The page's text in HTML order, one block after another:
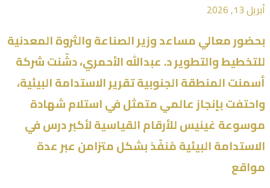
أبريل 13, 2026
بحضور معالي مساعد وزير الصناعة والثروة المعدنية
للتخطيط والتطوير د. عبدالله الأحمري، دشّنت شركة
أسمنت المنطقة الجنوبية تقرير الاستدامة البيئية،
واحتفت بإنجاز عالمي متمثل في استلام شهادة
موسوعة غينيس للأرقام القياسية لأكبر درس في
الاستدامة البيئية مُنفّذ بشكل متزامن عبر عدة
مواقع